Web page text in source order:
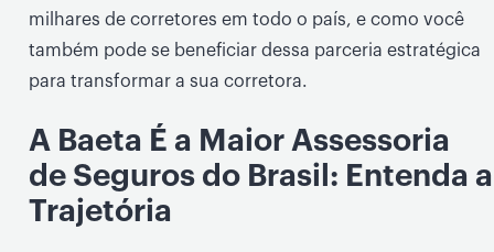
milhares de corretores em todo o país, e como você
também pode se beneficiar dessa parceria estratégica
para transformar a sua corretora.
A Baeta É a Maior Assessoria
de Seguros do Brasil: Entenda a
Trajetória